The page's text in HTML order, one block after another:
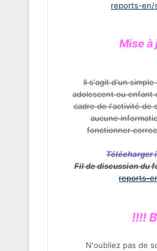
reports-en/
Mise à
Il s'agit d'un
adolescent ou enfant
cadre de l'activité de
aucune
fonctionner
Télécharger
Fil de discussion du
reports-
!!!!
N'oubliez pas de